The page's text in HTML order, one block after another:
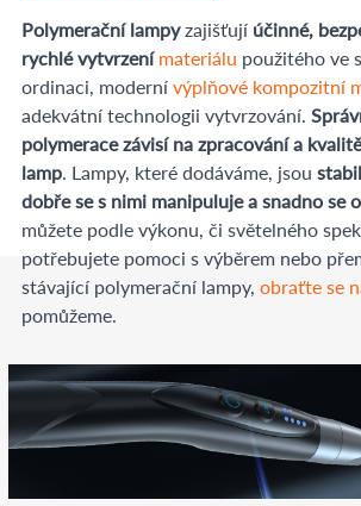
Polymerační lampyzajišťují účinné,
rychlé vytvrzení materiálu použitého ve
ordinaci, moderní výplňové kompozitní
adekvátní technologii vytvrzování.
polymerace závisí na zpracování a
lamp. Lampy, které dodáváme, jsou
dobře se s nimi manipuluje a snadno se
můžete podle výkonu, či světelného
potřebujete pomoci s výběrem nebo
stávající polymerační lampy, obraťte se
pomůžeme.